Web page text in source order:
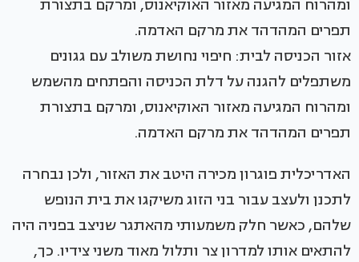
אזור הכניסה לבית: חיפוי נחושת משולב עם גגונים
משתפלים להגנה על דלת הכניסה והפתחים מהשמש
ומהרוח המגיעה מאזור האוקיאנוס, ומרקם בתצורת
תפרים המהדהד את מרקם האדמה.
האדריכלית פוגרון מכירה היטב את האזור, ולכן נבחרה
לתכנן ולעצב עבור בני הזוג משיקגו את בית הנופש
שלהם, כאשר חלק משמעותי מהאתגר שניצב בפניה היה
להתאים אותו למדרון צר ותלול מאוד משני צידיו. כך,